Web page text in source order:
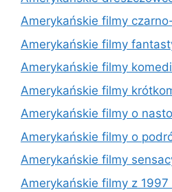
Amerykańskie filmy
Amerykańskie filmy
Amerykańskie filmy
Amerykańskie filmy
Amerykańskie filmy o
Amerykańskie filmy o
Amerykańskie filmy
Amerykańskie filmy z 1997